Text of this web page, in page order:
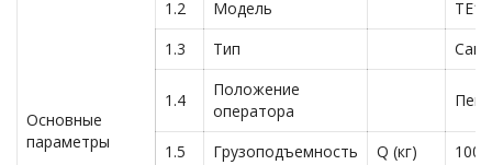
Основные
параметры
1.2 Модель
TE10
1.3
Тип
1.4
Положение
оператора
1.5 Грузоподъемность Q (кг) 1000